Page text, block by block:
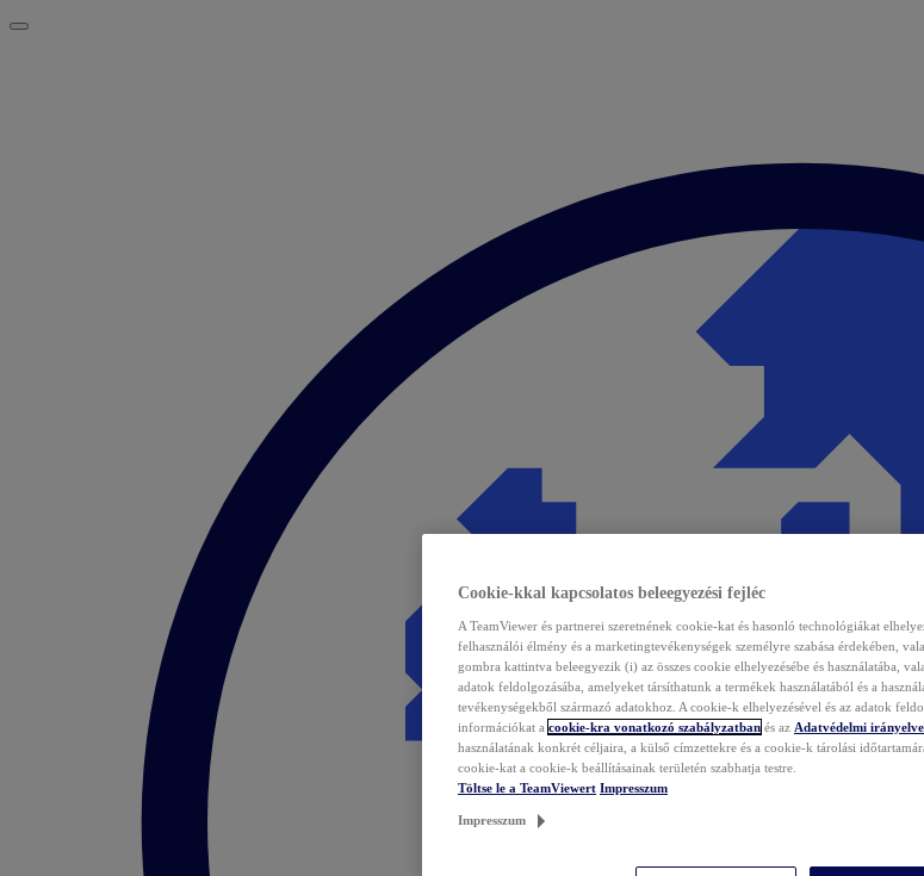
Cookie-kkal kapcsolatos beleegyezési fejléc
A TeamViewer és partnerei szeretnének cookie-kat és hasonló technológiákat
felhasználói élmény és a marketingtevékenységek személyre szabása érdekében,
gombra kattintva beleegyezik (i) az összes cookie elhelyezésébe és használatába,
adatok feldolgozásába, amelyeket társíthatunk a termékek használatából és a
tevékenységekből származó adatokhoz. A cookie-k elhelyezésével és az adatok
információkat a cookie-kra vonatkozó szabályzatban és az Adatvédelmi
használatának konkrét céljaira, a külső címzettekre és a cookie-k tárolási
cookie-kat a cookie-k beállításainak területén szabhatja testre.
Töltse le a TeamViewert Impresszum
Impresszum